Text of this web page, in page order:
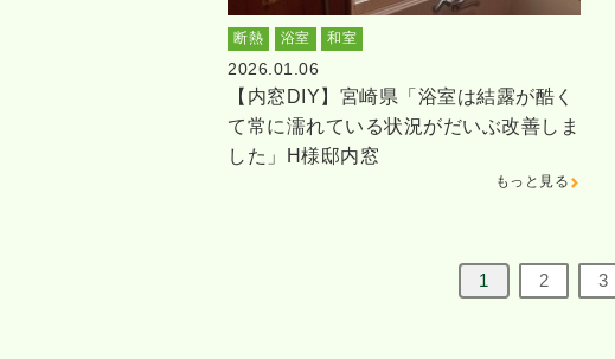
断熱 浴室 和室
2026.01.06
【内窓DIY】宮崎県「浴室は結露が酷く
て常に濡れている状況がだいぶ改善しま
した」H様邸内窓
もっと見る
1 2 3